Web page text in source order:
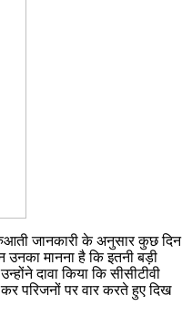
जानकारी के अनुसार कुछ दिन
मानना है कि इतनी बड़ी
दावा किया कि सीसीटीवी
परिजनों पर वार करते हुए दिख